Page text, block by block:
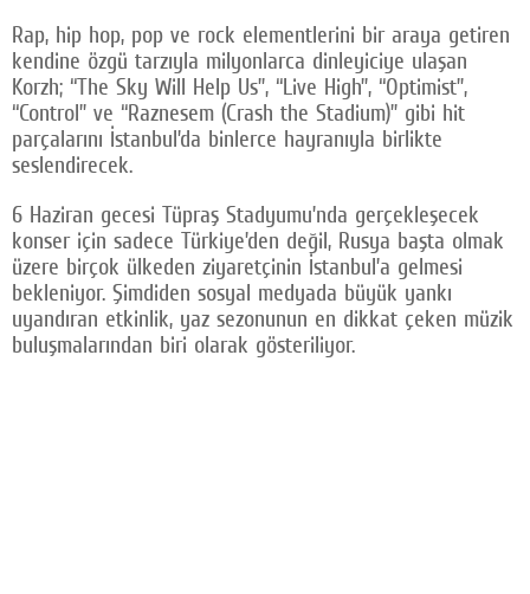
Rap, hip hop, pop ve rock elementlerini bir araya getiren
kendine özgü tarzıyla milyonlarca dinleyiciye ulaşan
Korzh; “The Sky Will Help Us”, “Live High”, “Optimist”,
“Control” ve “Raznesem (Crash the Stadium)” gibi hit
parçalarını İstanbul’da binlerce hayranıyla birlikte
seslendirecek.
6 Haziran gecesi Tüpraş Stadyumu’nda gerçekleşecek
konser için sadece Türkiye’den değil, Rusya başta olmak
üzere birçok ülkeden ziyaretçinin İstanbul’a gelmesi
bekleniyor. Şimdiden sosyal medyada büyük yankı
uyandıran etkinlik, yaz sezonunun en dikkat çeken müzik
buluşmalarından biri olarak gösteriliyor.